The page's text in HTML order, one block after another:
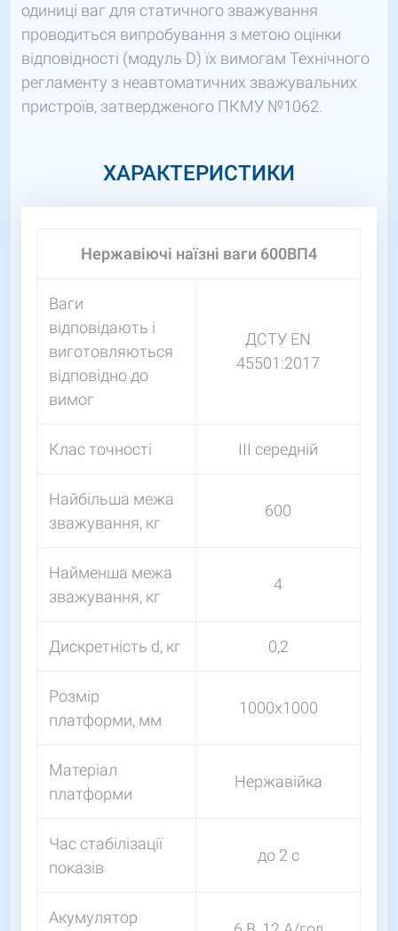
одиниці ваг для статичного зважування
проводиться випробування з метою оцінки
відповідності (модуль D) їх вимогам Технічного
регламенту з неавтоматичних зважувальних
пристроїв, затвердженого ПКМУ №1062.
ХАРАКТЕРИСТИКИ
Нержавіючі наїзні ваги 600ВП4
Ваги
відповідають і
виготовляються
відповідно до
вимог
ДСТУ EN
45501:2017
Клас точності III середній
Найбільша межа
зважування, кг
600
Найменша межа
зважування, кг
4
Дискретність d, кг 0,2
Розмір
платформи, мм
1000х1000
Матеріал
платформи
Нержавійка
Час стабілізації
показів
до 2 с
Акумулятор